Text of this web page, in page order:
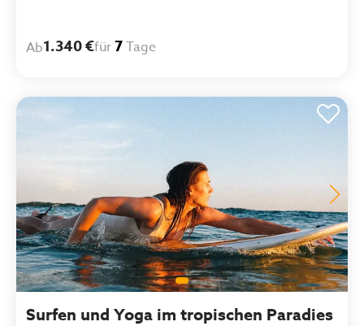
Ab1.340 €für7Tage
Surfen und Yoga im tropischen Paradies